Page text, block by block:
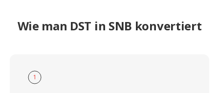
Wie man DST in SNB konvertiert
1